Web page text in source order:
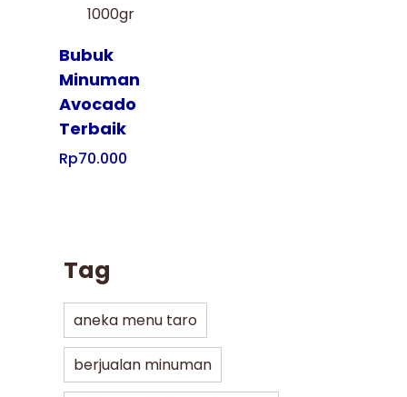
Bubuk
Minuman
Avocado
Terbaik
Rp70.000
Tag
aneka menu taro
berjualan minuman